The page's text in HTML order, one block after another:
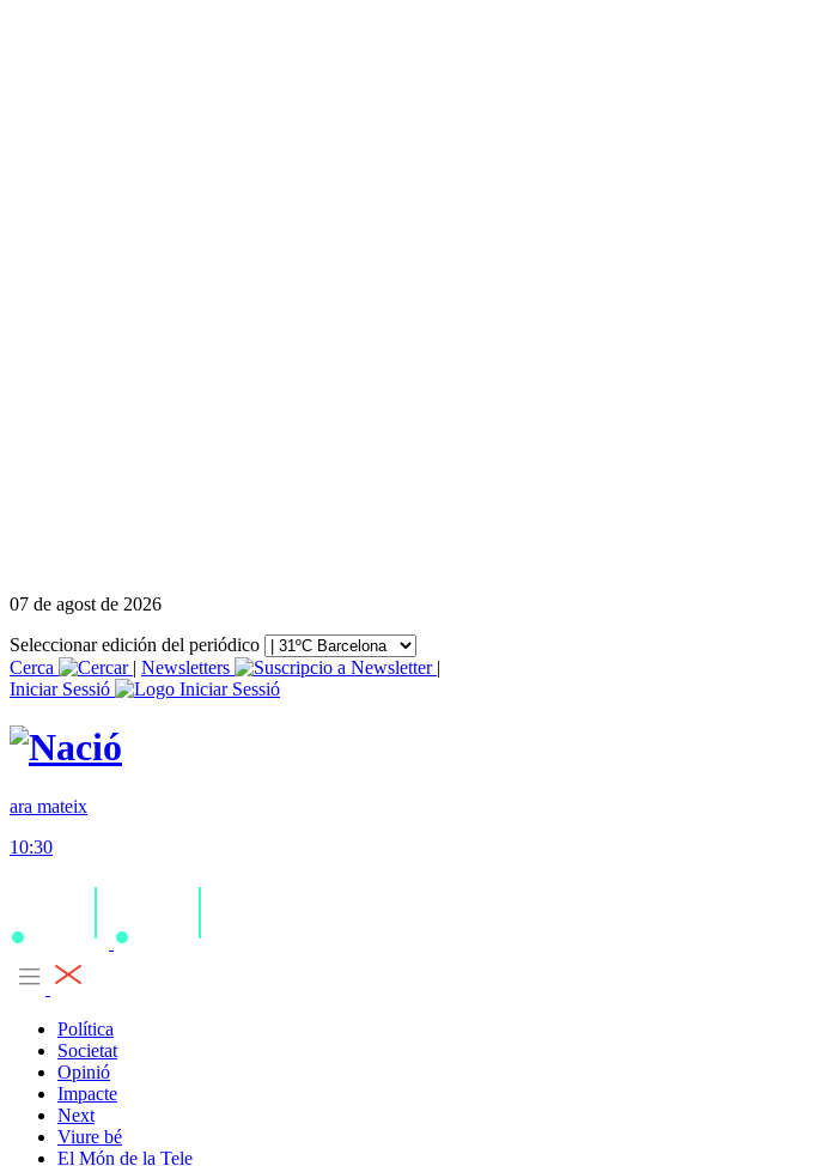
07 de agost de 2026
Seleccionar edición del periódico
Cerca
| Newsletters
|
Iniciar Sessió
ara mateix
10:30
Política
Societat
Opinió
Impacte
Next
Viure bé
El Món de la Tele